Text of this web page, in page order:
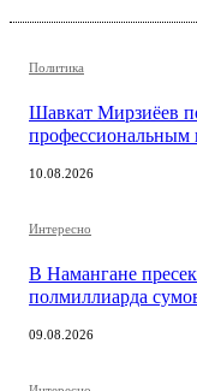
Политика
Шавкат Мирзиёев
профессиональным
10.08.2026
Интересно
В Намангане
полмиллиарда
09.08.2026